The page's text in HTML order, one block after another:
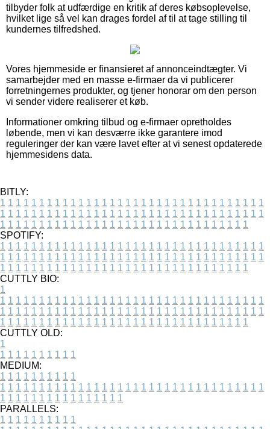
tilbyder folk at udfærdige en kritik af deres købsoplevelse,
hvilket lige så vel kan drages fordel af til at tage stilling til
kundernes tilfredshed.
Vores hjemmeside er finansieret af annonceindtægter. Vi
samarbejder med en masse e-firmaer da vi publicerer
forretningernes produkter, og tjener honorar om den person
vi sender videre realiserer et køb.
Informationer omkring tilbud og e-firmaer opretholdes
løbende, men vi kan desværre ikke garantere imod
reguleringer der kan være lavet efter at vi senest opdaterede
hjemmesidens data.
BITLY:
1 1 1 1 1 1 1 1 1 1 1 1 1 1 1 1 1 1 1 1 1 1 1 1 1 1 1 1 1 1 1 1 1 1
1 1 1 1 1 1 1 1 1 1 1 1 1 1 1 1 1 1 1 1 1 1 1 1 1 1 1 1 1 1 1 1 1 1
1 1 1 1 1 1 1 1 1 1 1 1 1 1 1 1 1 1 1 1 1 1 1 1 1 1 1 1 1 1 1 1
SPOTIFY:
1 1 1 1 1 1 1 1 1 1 1 1 1 1 1 1 1 1 1 1 1 1 1 1 1 1 1 1 1 1 1 1 1 1
1 1 1 1 1 1 1 1 1 1 1 1 1 1 1 1 1 1 1 1 1 1 1 1 1 1 1 1 1 1 1 1 1 1
1 1 1 1 1 1 1 1 1 1 1 1 1 1 1 1 1 1 1 1 1 1 1 1 1 1 1 1 1 1 1 1
CUTTLY BIO:
1
1 1 1 1 1 1 1 1 1 1 1 1 1 1 1 1 1 1 1 1 1 1 1 1 1 1 1 1 1 1 1 1 1 1
1 1 1 1 1 1 1 1 1 1 1 1 1 1 1 1 1 1 1 1 1 1 1 1 1 1 1 1 1 1 1 1 1 1
1 1 1 1 1 1 1 1 1 1 1 1 1 1 1 1 1 1 1 1 1 1 1 1 1 1 1 1 1 1 1 1
CUTTLY OLD:
1
1 1 1 1 1 1 1 1 1 1
MEDIUM:
1 1 1 1 1 1 1 1 1 1
1 1 1 1 1 1 1 1 1 1 1 1 1 1 1 1 1 1 1 1 1 1 1 1 1 1 1 1 1 1 1 1 1 1
1 1 1 1 1 1 1 1 1 1 1 1 1 1 1 1
PARALLELS:
1 1 1 1 1 1 1 1 1 1